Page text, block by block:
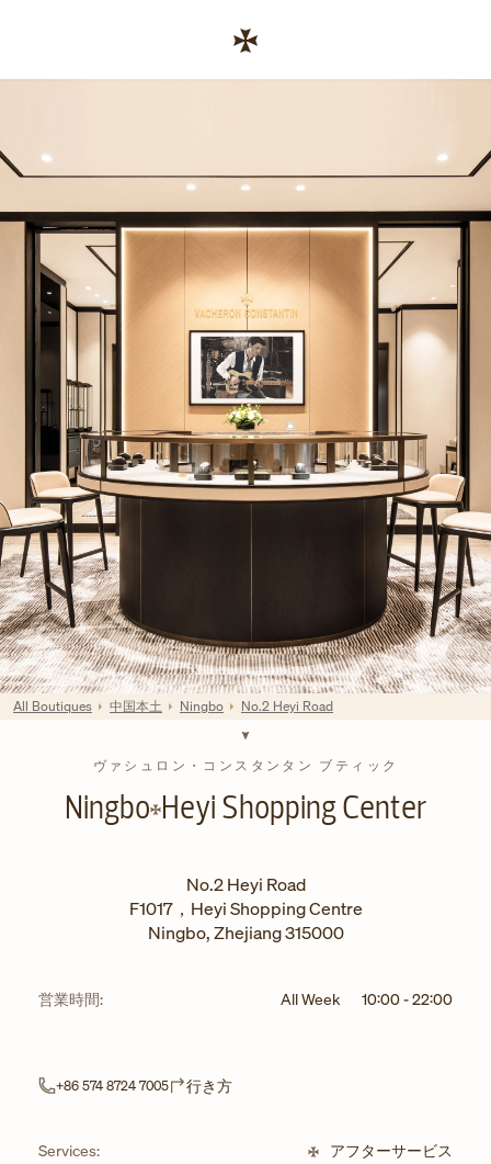
コーポレートサイトへのリンク
ヴァシュロン・コンスタンタン ブティック
Ningbo Heyi Shopping Center
No.2 Heyi Road
F1017，Heyi Shopping Centre
Ningbo,Zhejiang315000
営業時間: All Week 10:00-22:00
+86 574 8724 7005 行き方Link Opens in New Tab
Services: アフターサービス
All Boutiques 中国本土 Ningbo No.2 Heyi Road